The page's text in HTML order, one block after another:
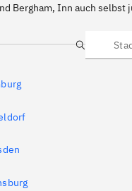
Bergham, Inn auch
Suche